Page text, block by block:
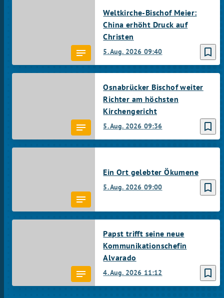
bookmark_border
5. Aug. 2026 09:40
Weltkirche-Bischof Meier:
China erhöht Druck auf
Christen
bookmark_border
5. Aug. 2026 09:36
Osnabrücker Bischof weiter
Richter am höchsten
Kirchengericht
bookmark_border
5. Aug. 2026 09:00
Ein Ort gelebter Ökumene
bookmark_border
4. Aug. 2026 11:12
Papst trifft seine neue
Kommunikationschefin
Alvarado